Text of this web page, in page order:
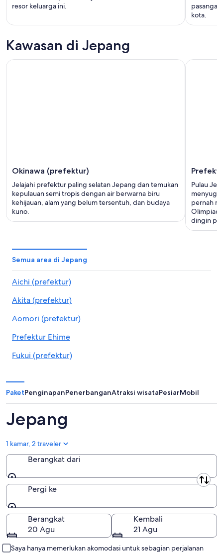
resor keluarga ini.
kota.
Kawasan di Jepang
Okinawa (prefektur)
Jelajahi prefektur paling selatan Jepang dan temukan
kepulauan semi tropis dengan air berwarna biru
kehijauan, alam yang belum tersentuh, dan budaya
kuno.
Pulau
pernah
dingin
Semua area di Jepang
Aichi (prefektur)
Akita (prefektur)
Aomori (prefektur)
Prefektur Ehime
Fukui (prefektur)
Fukushima (prefektur)
Prefektur Gifu
Gunma (prefektur)
Hiroshima (prefektur)
Prefektur Hokkaido
Hyogo (prefektur)
Ibaraki (prefektur)
Prefektur Ishikawa
Iwate (prefektur)
PaketPenginapanPenerbanganAtraksi wisataPesiarMobil
Jepang
1 kamar, 2 traveler
Berangkat dari
Berangkat dari
Pergi ke
Pergi ke
Berangkat
20 Agu
Kembali
21 Agu
Saya hanya memerlukan akomodasi untuk sebagian perjalanan